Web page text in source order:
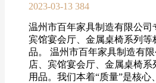
2023-03-13 384
温州市百年家具制造有限公司
宾馆宴会厅、金属桌椅系列等
品。 温州市百年家具制造有
店、宾馆宴会厅、金属桌椅
用品。我们本着“质量”是核心